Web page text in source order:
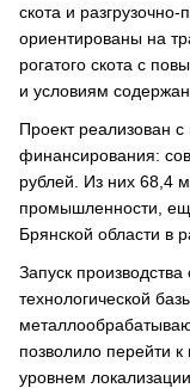
скота и
ориентированы на
рогатого скота с
и условиям
Проект реализован
финансирования:
рублей. Из них 68,4
промышленности,
Брянской области в
Запуск
технологической
позволило перейти
уровнем